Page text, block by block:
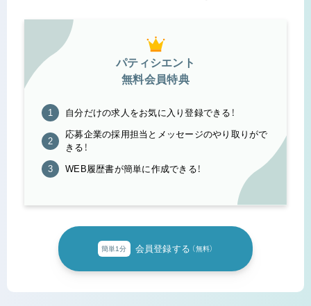
パティシエント
無料会員特典
自分だけの求人をお気に入り登録できる！
応募企業の採用担当とメッセージのやり取りがで
きる！
WEB履歴書が簡単に作成できる！
簡単1分 会員登録する （無料）